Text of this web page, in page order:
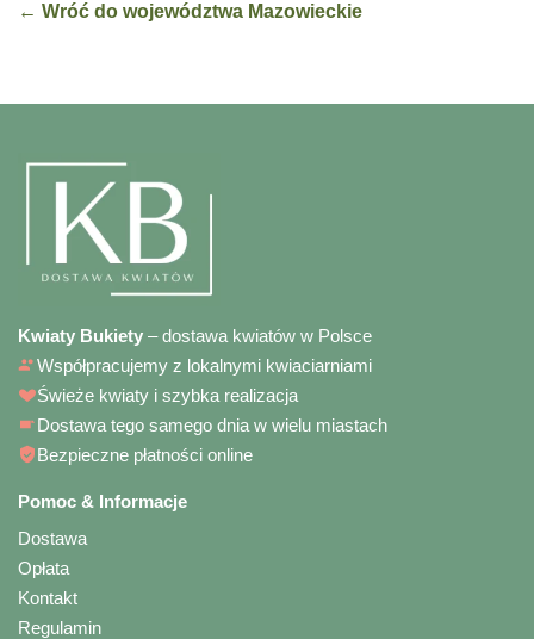
← Wróć do województwa Mazowieckie
Kwiaty Bukiety – dostawa kwiatów w Polsce
Współpracujemy z lokalnymi kwiaciarniami
Świeże kwiaty i szybka realizacja
Dostawa tego samego dnia w wielu miastach
Bezpieczne płatności online
Pomoc & Informacje
Dostawa
Opłata
Kontakt
Regulamin